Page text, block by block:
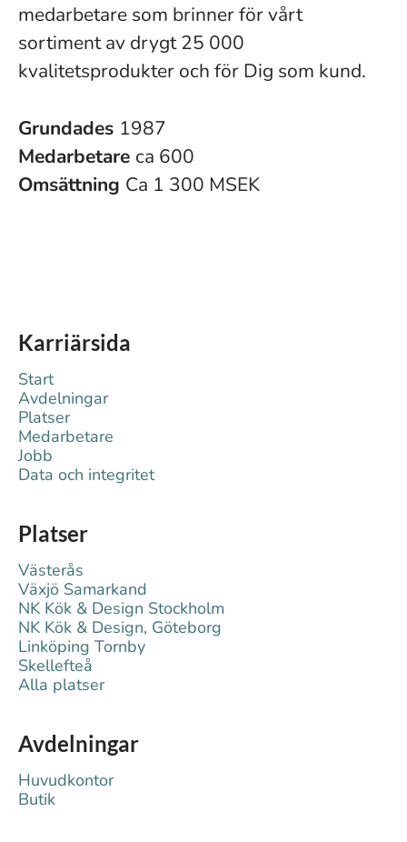
medarbetare som brinner för vårt
sortiment av drygt 25 000
kvalitetsprodukter och för Dig som kund.
Grundades 1987
Medarbetare ca 600
Omsättning Ca 1 300 MSEK
Karriärsida
Start
Avdelningar
Platser
Medarbetare
Jobb
Data och integritet
Platser
Västerås
Växjö Samarkand
NK Kök & Design Stockholm
NK Kök & Design, Göteborg
Linköping Tornby
Skellefteå
Alla platser
Avdelningar
Huvudkontor
Butik